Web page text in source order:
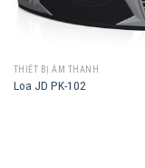
THIẾT BỊ ÂM THANH
Loa JD PK-102